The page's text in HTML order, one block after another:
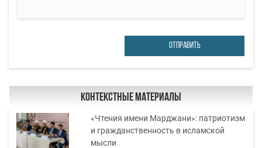
ОТПРАВИТЬ
Контекстные материалы
«Чтения имени Марджани»: патриотизм
и гражданственность в исламской
мысли